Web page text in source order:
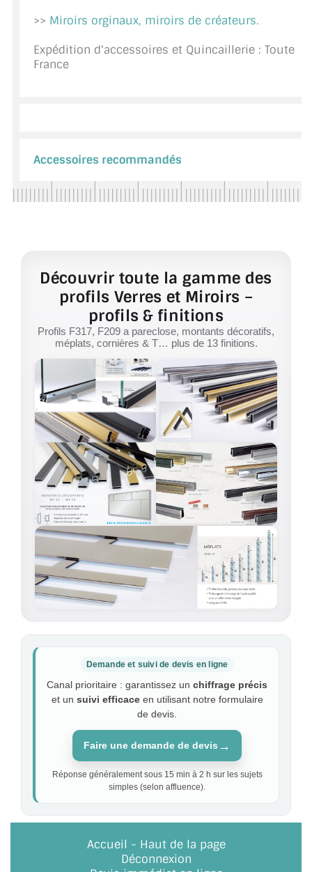
COMPTE PRO
MON PANIER
NOUS CONTACTER
>> Miroirs orginaux, miroirs de créateurs.
Expédition d'accessoires et Quincaillerie : Toute
France
Accessoires recommandés
Découvrir toute la gamme des
profils Verres et Miroirs –
profils & finitions
Profils F317, F209 a pareclose, montants décoratifs,
méplats, cornières & T… plus de 13 finitions.
Demande et suivi de devis en ligne
Canal prioritaire : garantissez un chiffrage précis
et un suivi efficaceen utilisant notre formulaire
de devis.
Faire une demande de devis →
Réponse généralement sous 15 min à 2 h sur les sujets
simples (selon affluence).
Accueil - Haut de la page
Déconnexion